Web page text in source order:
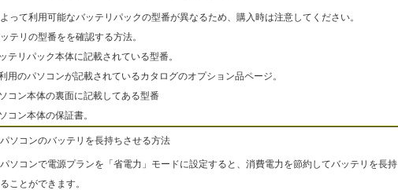
って利用可能なバッテリパックの型番が異なるため、購入時は注意してください。
テリの型番をを確認する方法。
テリパック本体に記載されている型番。
用のパソコンが記載されているカタログのオプション品ページ。
コン本体の裏面に記載してある型番
コン本体の保証書。
ソコンのバッテリを長持ちさせる方法
ソコンで電源プランを「省電力」モードに設定すると、消費電力を節約してバッテリを長持
ことができます。